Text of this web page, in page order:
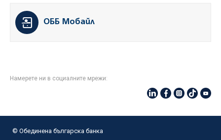
ОББ Мобайл
Намерете ни в социалните мрежи:
© Oбединена българска банка